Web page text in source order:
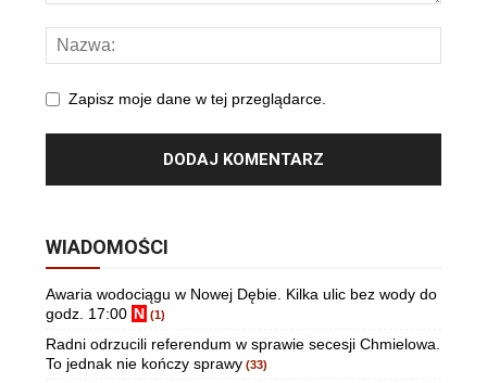
Zapisz moje dane w tej przeglądarce.
WIADOMOŚCI
Awaria wodociągu w Nowej Dębie. Kilka ulic bez wody do
godz. 17:00 N (1)
Radni odrzucili referendum w sprawie secesji Chmielowa.
To jednak nie kończy sprawy (33)